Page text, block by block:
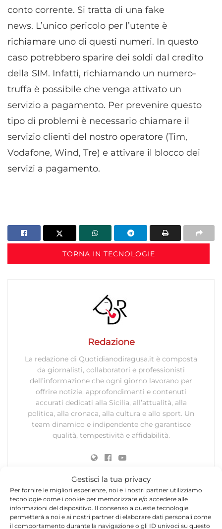
Gestisci la tua privacy
Per fornire le migliori esperienze, noi e i nostri partner utilizziamo
tecnologie come i cookie per memorizzare e/o accedere alle
informazioni del dispositivo. Il consenso a queste tecnologie
permetterà a noi e ai nostri partner di elaborare dati personali come
il comportamento durante la navigazione o gli ID univoci su questo
conto corrente. Si tratta di una fake
news. L’unico pericolo per l’utente è
richiamare uno di questi numeri. In questo
caso potrebbero sparire dei soldi dal credito
della SIM. Infatti, richiamando un numero-
truffa è possibile che venga attivato un
servizio a pagamento. Per prevenire questo
tipo di problemi è necessario chiamare il
servizio clienti del nostro operatore (Tim,
Vodafone, Wind, Tre) e attivare il blocco dei
servizi a pagamento.
TORNA IN TECNOLOGIE
Redazione
La redazione di Quotidianodiragusa.it è composta
da giornalisti, collaboratori e professionisti
dell’informazione che ogni giorno lavorano per
offrire notizie, approfondimenti e contenuti
accurati dedicati alla Sicilia, all’attualità, alla
politica, alla cronaca, alla cultura e allo sport. Un
team dinamico e indipendente che garantisce
qualità, tempestività e affidabilità.
Lascia un commento